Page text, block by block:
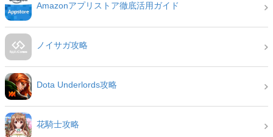
Amazonアプリストア徹底活用ガイド
ノイサガ攻略
Dota Underlords攻略
花騎士攻略